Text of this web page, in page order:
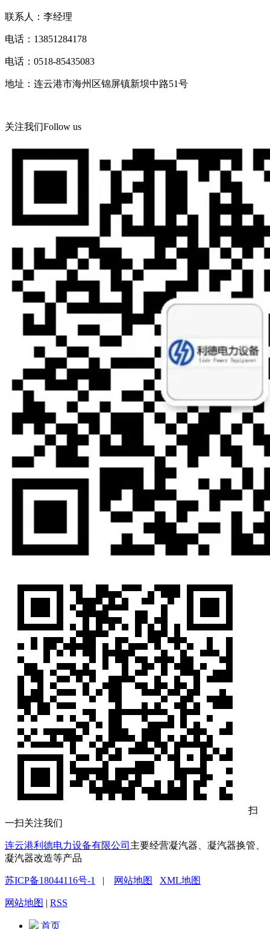
联系人：李经理
电话：13851284178
电话：0518-85435083
地址：连云港市海州区锦屏镇新坝中路51号
关注我们Follow us
扫
一扫关注我们
连云港利德电力设备有限公司 主要经营凝汽器、凝汽器换管、
凝汽器改造等产品
苏ICP备18044116号-1 | 网站地图 XML地图
网站地图 | RSS
首页